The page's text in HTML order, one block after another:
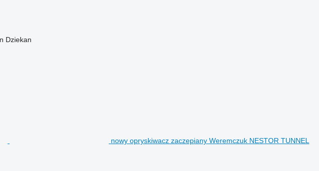
Dziekan
nowy opryskiwacz zaczepiany Weremczuk NESTOR TUNNEL